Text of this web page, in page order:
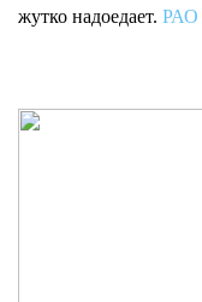
жутко надоедает. РАО